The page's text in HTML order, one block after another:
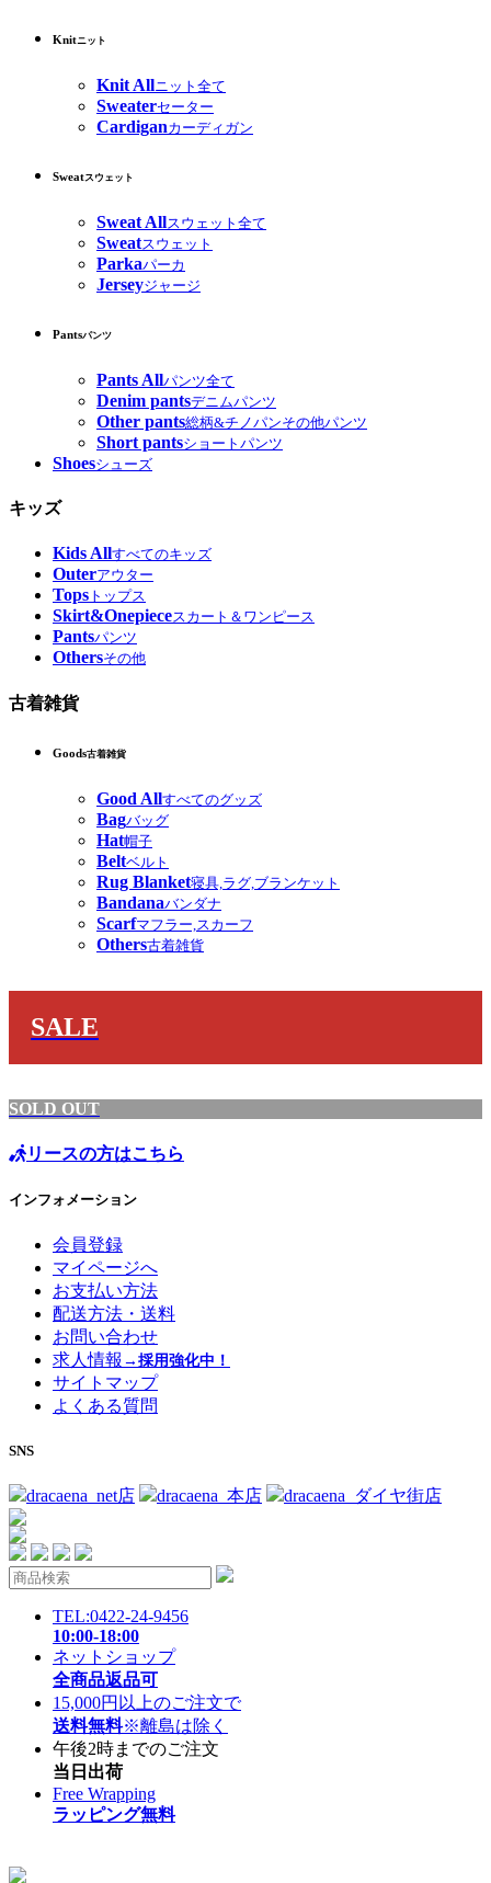
Knitニット
Knit Allニット全て
Sweaterセーター
Cardiganカーディガン
Sweatスウェット
Sweat Allスウェット全て
Sweatスウェット
Parkaパーカ
Jerseyジャージ
Pantsパンツ
Pants Allパンツ全て
Denim pantsデニムパンツ
Other pants総柄&チノパンその他パンツ
Short pantsショートパンツ
Shoesシューズ
キッズ
Kids Allすべてのキッズ
Outerアウター
Tops トップス
Skirt&Onepieceスカート＆ワンピース
Pantsパンツ
Othersその他
古着雑貨
Goods古着雑貨
Good Allすべてのグッズ
Bagバッグ
Hat帽子
Beltベルト
Rug Blanket寝具,ラグ,ブランケット
Bandanaバンダナ
Scarfマフラー,スカーフ
Others古着雑貨
SALE
SOLD OUT
リースの方はこちら
インフォメーション
会員登録
マイページへ
お支払い方法
配送方法・送料
お問い合わせ
求人情報 →採用強化中！
サイトマップ
よくある質問
SNS
dracaena_net店 dracaena_本店 dracaena_ダイヤ街店
TEL:0422-24-9456
10:00-18:00
ネットショップ
全商品返品可
15,000円以上のご注文で
送料無料※離島は除く
午後2時までのご注文
当日出荷
Free Wrapping
ラッピング無料